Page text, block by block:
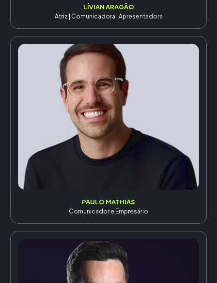
LÍVIAN ARAGÃO
Atriz | Comunicadora | Apresentadora
PAULO MATHIAS
Comunicador e Empresário